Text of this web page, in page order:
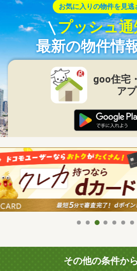
お気に入りの物件を見逃
プッシュ通
最新の物件情
goo住宅
ア
その他の条件か